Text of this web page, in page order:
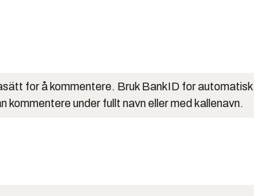
for å kommentere. Bruk BankID for automatisk
kommentere under fullt navn eller med kallenavn.